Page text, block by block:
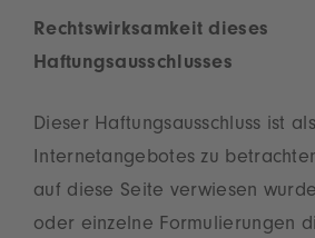
Rechtswirksamkeit dieses
Haftungsausschlusses
Dieser Haftungsausschluss ist
Internetangebotes zu
auf diese Seite verwiesen
oder einzelne Formulierungen